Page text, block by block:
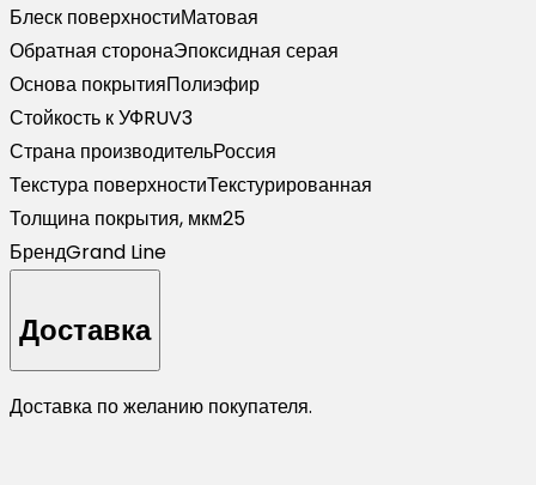
Блеск поверхностиМатовая
Обратная сторонаЭпоксидная серая
Основа покрытияПолиэфир
Стойкость к УФRUV3
Страна производительРоссия
Текстура поверхностиТекстурированная
Толщина покрытия, мкм25
БрендGrand Line
Доставка
Доставка по желанию покупателя.